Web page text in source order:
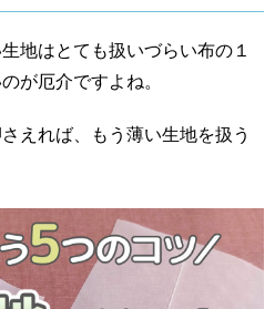
地はとても扱いづらい布の１
が厄介ですよね。
えれば、もう薄い生地を扱う